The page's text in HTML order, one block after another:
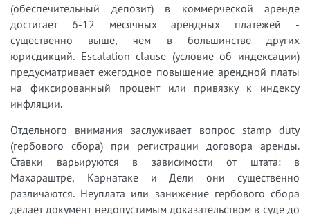
(обеспечительный депозит) в коммерческой аренде
достигает 6-12 месячных арендных платежей -
существенно выше, чем в большинстве других
юрисдикций. Escalation clause (условие об индексации)
предусматривает ежегодное повышение арендной платы
на фиксированный процент или привязку к индексу
инфляции.
Отдельного внимания заслуживает вопрос stamp duty
(гербового сбора) при регистрации договора аренды.
Ставки варьируются в зависимости от штата: в
Махараштре, Карнатаке и Дели они существенно
различаются. Неуплата или занижение гербового сбора
делает документ недопустимым доказательством в суде до